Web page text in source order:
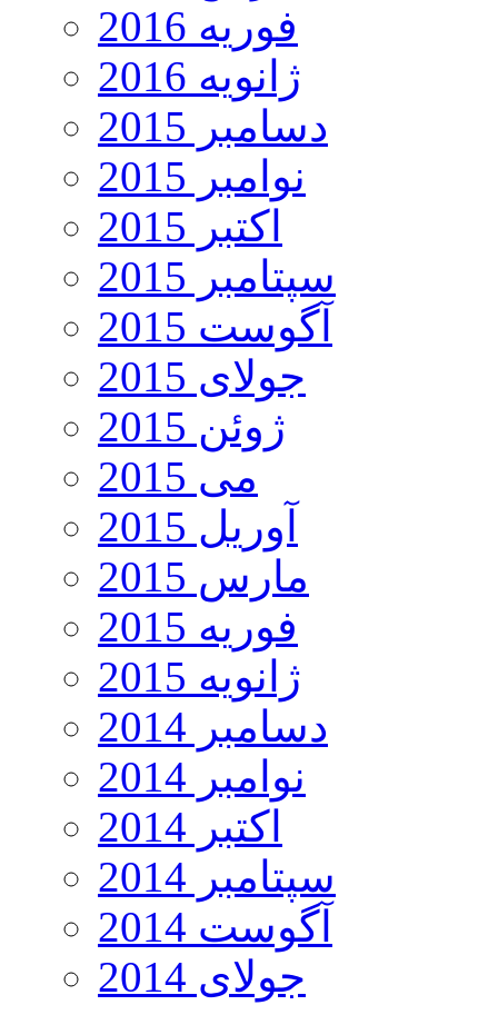
فوریه 2016
ژانویه 2016
دسامبر 2015
نوامبر 2015
اکتبر 2015
سپتامبر 2015
آگوست 2015
جولای 2015
ژوئن 2015
می 2015
آوریل 2015
مارس 2015
فوریه 2015
ژانویه 2015
دسامبر 2014
نوامبر 2014
اکتبر 2014
سپتامبر 2014
آگوست 2014
جولای 2014